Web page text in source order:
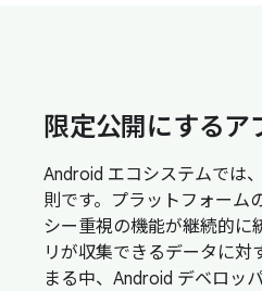
限定公開にするア
Android エコシステムでは
則です。プラットフォーム
シー重視の機能が継続的に
リが収集できるデータに対
まる中、Android デベロッ